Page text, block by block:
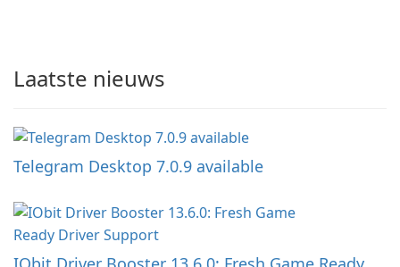
Laatste nieuws
Telegram Desktop 7.0.9 available